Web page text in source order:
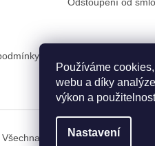
Používáme
webu a díky
výkon a
Nastavení
. Všechna práva vyhrazena.